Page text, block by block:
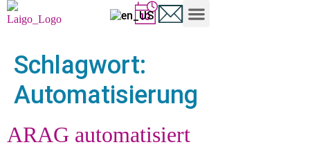
Schlagwort:
Automatisierung
ARAG automatisiert